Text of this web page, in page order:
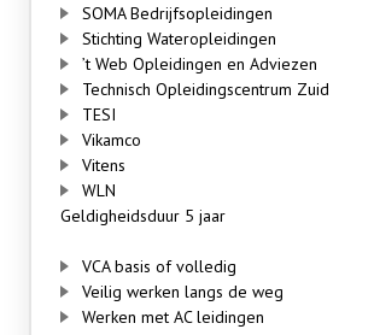
SOMA Bedrijfsopleidingen
Stichting Wateropleidingen
’t Web Opleidingen en Adviezen
Technisch Opleidingscentrum Zuid
TESI
Vikamco
Vitens
WLN
Geldigheidsduur 5 jaar
VCA basis of volledig
Veilig werken langs de weg
Werken met AC leidingen